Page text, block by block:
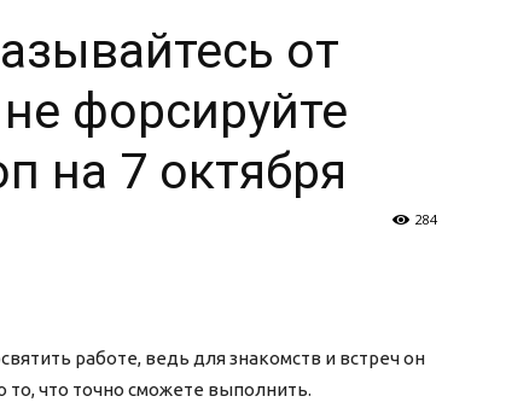
от
форсируйте
на 7 октября
284
работе, ведь для знакомств и встреч он
что точно сможете выполнить.